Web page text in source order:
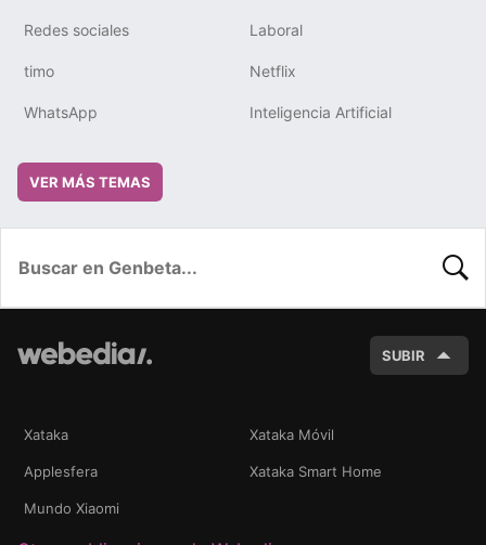
Redes sociales Laboral
timo Netflix
WhatsApp Inteligencia Artificial
VER MÁS TEMAS
SUBIR
Xataka Xataka Móvil
Applesfera Xataka Smart Home
Mundo Xiaomi